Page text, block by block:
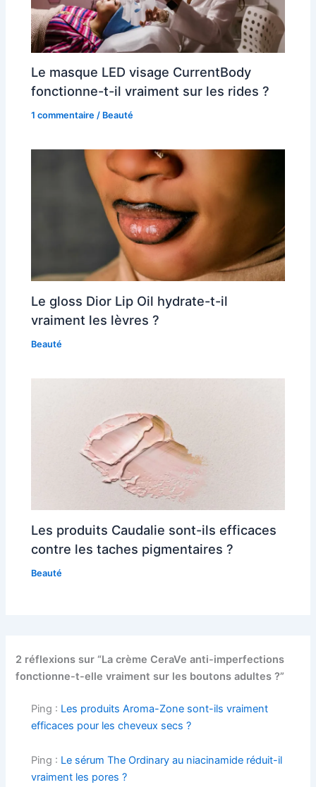
Le masque LED visage CurrentBody
fonctionne-t-il vraiment sur les rides ?
1 commentaire / Beauté
Le gloss Dior Lip Oil hydrate-t-il
vraiment les lèvres ?
Beauté
Les produits Caudalie sont-ils efficaces
contre les taches pigmentaires ?
Beauté
2 réflexions sur “La crème CeraVe anti-imperfections
fonctionne-t-elle vraiment sur les boutons adultes ?”
Ping : Les produits Aroma-Zone sont-ils vraiment
efficaces pour les cheveux secs ?
Ping : Le sérum The Ordinary au niacinamide réduit-il
vraiment les pores ?